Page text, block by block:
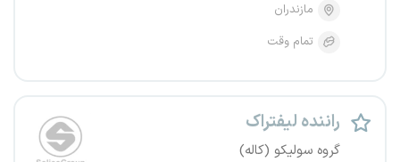
مازندران
تمام وقت
راننده لیفتراک
گروه سولیکو (کاله)